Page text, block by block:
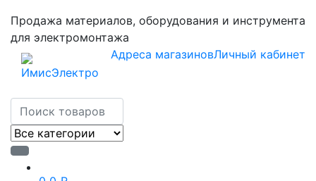
Продажа материалов, оборудования и инструмента
для электромонтажа
Адреса магазиновЛичный кабинет